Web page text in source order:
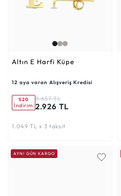
Altın E Harfi Küpe
12 aya varan Alışveriş Kredisi
%20
İndirim
3.657 TL
2.926 TL
1.049 TL x 3 taksit
AYNI GÜN KARGO